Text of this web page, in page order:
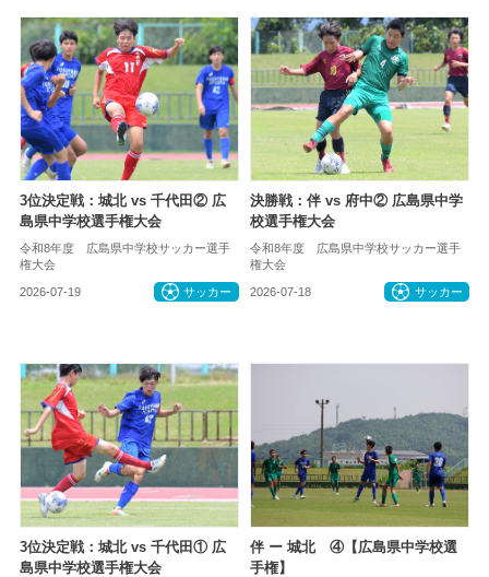
3位決定戦：城北 vs 千代田② 広
島県中学校選手権大会
令和8年度 広島県中学校サッカー選手
権大会
2026-07-19 サッカー
決勝戦：伴 vs 府中② 広島県中学
校選手権大会
令和8年度 広島県中学校サッカー選手
権大会
2026-07-18 サッカー
3位決定戦：城北 vs 千代田① 広
島県中学校選手権大会
伴 ー 城北 ④【広島県中学校選
手権】